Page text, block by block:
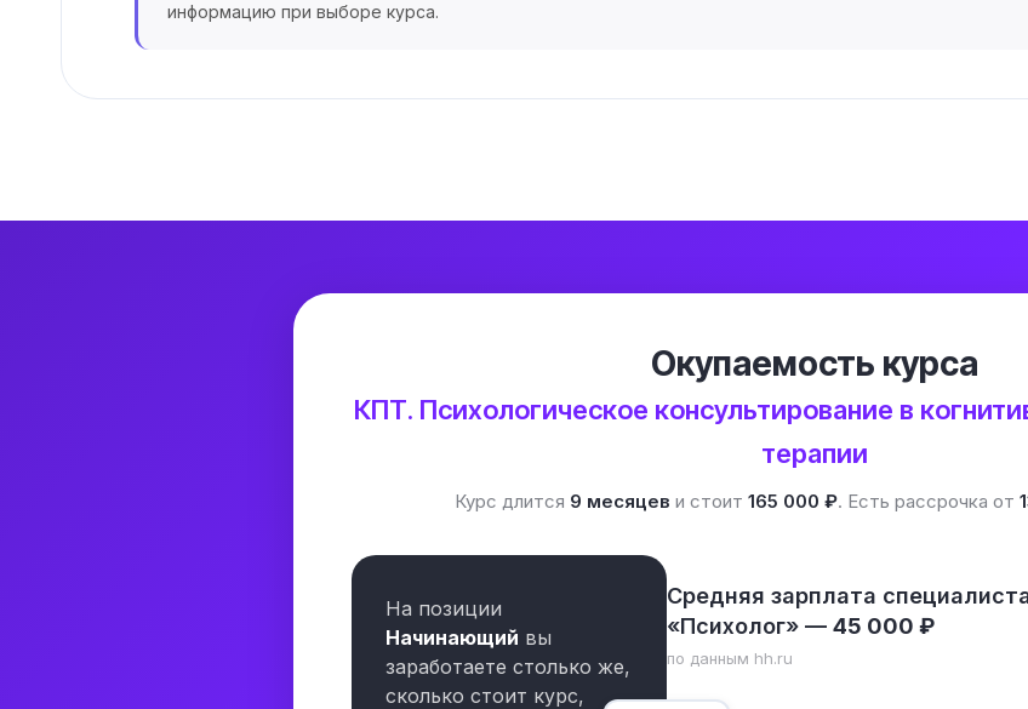
информацию при выборе курса.
Окупаемость курса
КПТ. Психологическое консультирование в
терапии
Курс длится 9 месяцев и стоит 165 000 ₽. Есть рассрочка от
На позиции
Начинающий вы
заработаете столько же,
сколько стоит курс,
Средняя зарплата
«Психолог» — 45 000 ₽
по данным hh.ru